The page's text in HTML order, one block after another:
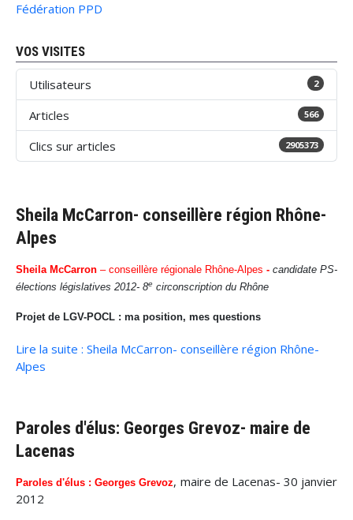
Fédération PPD
VOS VISITES
Utilisateurs 2
Articles 566
Clics sur articles 2905373
Sheila McCarron- conseillère région Rhône-
Alpes
Sheila McCarron – conseillère régionale Rhône-Alpes - candidate PS-
élections législatives 2012- 8e circonscription du Rhône
Projet de LGV-POCL : ma position, mes questions
Lire la suite : Sheila McCarron- conseillère région Rhône-
Alpes
Paroles d'élus: Georges Grevoz- maire de
Lacenas
Paroles d'élus : Georges Grevoz, maire de Lacenas- 30 janvier
2012